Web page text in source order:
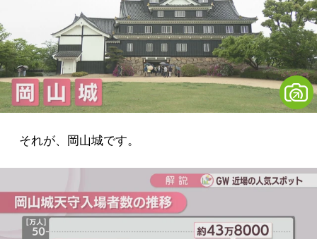
それが、岡山城です。